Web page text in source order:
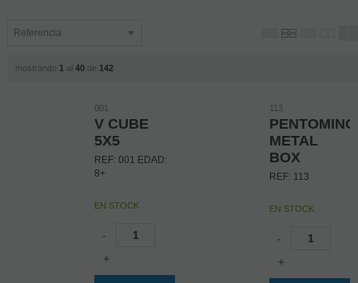
mostrando 1 al 40de 142
001
V CUBE
5X5
REF: 001 EDAD:
8+
EN STOCK
-
+
113.
PENTOMINO
METAL
BOX
REF: 113
EN STOCK
-
+